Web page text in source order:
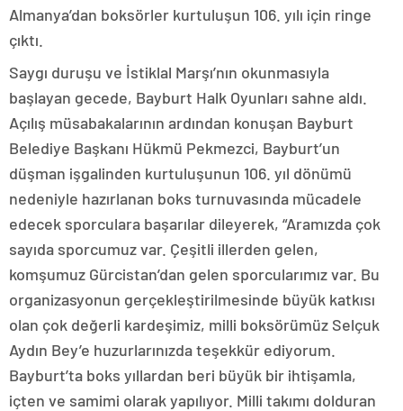
Almanya’dan boksörler kurtuluşun 106. yılı için ringe
çıktı.
Saygı duruşu ve İstiklal Marşı’nın okunmasıyla
başlayan gecede, Bayburt Halk Oyunları sahne aldı.
Açılış müsabakalarının ardından konuşan Bayburt
Belediye Başkanı Hükmü Pekmezci, Bayburt’un
düşman işgalinden kurtuluşunun 106. yıl dönümü
nedeniyle hazırlanan boks turnuvasında mücadele
edecek sporculara başarılar dileyerek, “Aramızda çok
sayıda sporcumuz var. Çeşitli illerden gelen,
komşumuz Gürcistan’dan gelen sporcularımız var. Bu
organizasyonun gerçekleştirilmesinde büyük katkısı
olan çok değerli kardeşimiz, milli boksörümüz Selçuk
Aydın Bey’e huzurlarınızda teşekkür ediyorum.
Bayburt’ta boks yıllardan beri büyük bir ihtişamla,
içten ve samimi olarak yapılıyor. Milli takımı dolduran